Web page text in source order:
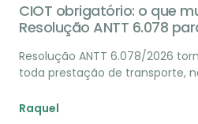
CIOT obrigatório: o que
Resolução ANTT 6.078
Resolução ANTT 6.078/2026
toda prestação de transporte,
Raquel